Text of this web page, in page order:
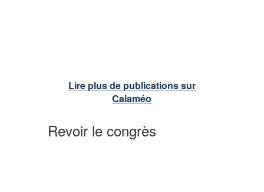
Lire plus de publications sur
Calaméo
Revoir le congrès